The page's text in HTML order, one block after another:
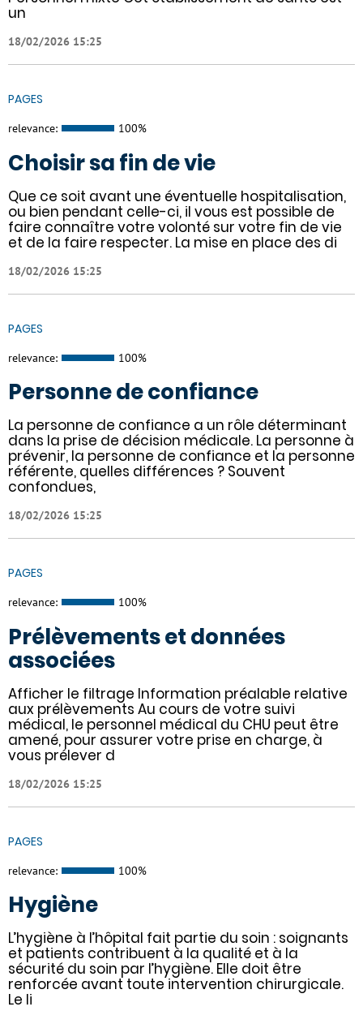
un
18/02/2026 15:25
PAGES
relevance: 100%
Choisir sa fin de vie
Que ce soit avant une éventuelle hospitalisation,
ou bien pendant celle-ci, il vous est possible de
faire connaître votre volonté sur votre fin de vie
et de la faire respecter. La mise en place des di
18/02/2026 15:25
PAGES
relevance: 100%
Personne de confiance
La personne de confiance a un rôle déterminant
dans la prise de décision médicale. La personne à
prévenir, la personne de confiance et la personne
référente, quelles différences ? Souvent
confondues,
18/02/2026 15:25
PAGES
relevance: 100%
Prélèvements et données
associées
Afficher le filtrage Information préalable relative
aux prélèvements Au cours de votre suivi
médical, le personnel médical du CHU peut être
amené, pour assurer votre prise en charge, à
vous prélever d
18/02/2026 15:25
PAGES
relevance: 100%
Hygiène
L’hygiène à l’hôpital fait partie du soin : soignants
et patients contribuent à la qualité et à la
sécurité du soin par l’hygiène. Elle doit être
renforcée avant toute intervention chirurgicale.
Le li